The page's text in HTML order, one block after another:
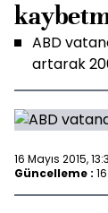
ABD
artarak
16 Mayıs 2015,
Güncelleme :